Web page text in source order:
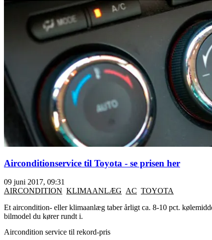
Airconditionservice til Toyota - se prisen her
09 juni 2017, 09:31
AIRCONDITION KLIMAANLÆG AC TOYOTA
Et aircondition- eller klimaanlæg taber årligt ca. 8-10 pct.
bilmodel du kører rundt i.
Aircondition service til rekord-pris